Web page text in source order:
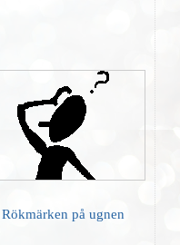
Rökmärken på ugnen